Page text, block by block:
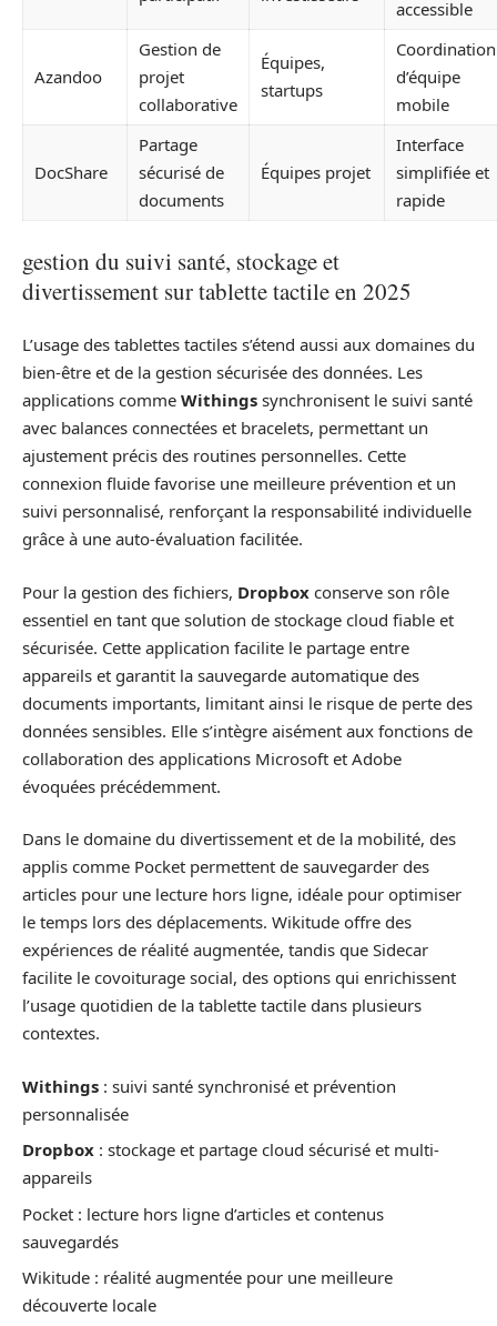
accessible
Azandoo
Gestion de
projet
collaborative
Équipes,
startups
Coordination
d’équipe
mobile
DocShare
Partage
sécurisé de
documents
Équipes projet
Interface
simplifiée et
rapide
gestion du suivi santé, stockage et
divertissement sur tablette tactile en 2025
L’usage des tablettes tactiles s’étend aussi aux domaines du
bien-être et de la gestion sécurisée des données. Les
applications comme Withings synchronisent le suivi santé
avec balances connectées et bracelets, permettant un
ajustement précis des routines personnelles. Cette
connexion fluide favorise une meilleure prévention et un
suivi personnalisé, renforçant la responsabilité individuelle
grâce à une auto-évaluation facilitée.
Pour la gestion des fichiers, Dropbox conserve son rôle
essentiel en tant que solution de stockage cloud fiable et
sécurisée. Cette application facilite le partage entre
appareils et garantit la sauvegarde automatique des
documents importants, limitant ainsi le risque de perte des
données sensibles. Elle s’intègre aisément aux fonctions de
collaboration des applications Microsoft et Adobe
évoquées précédemment.
Dans le domaine du divertissement et de la mobilité, des
applis comme Pocket permettent de sauvegarder des
articles pour une lecture hors ligne, idéale pour optimiser
le temps lors des déplacements. Wikitude offre des
expériences de réalité augmentée, tandis que Sidecar
facilite le covoiturage social, des options qui enrichissent
l’usage quotidien de la tablette tactile dans plusieurs
contextes.
Withings : suivi santé synchronisé et prévention
personnalisée
Dropbox : stockage et partage cloud sécurisé et multi-
appareils
Pocket : lecture hors ligne d’articles et contenus
sauvegardés
Wikitude : réalité augmentée pour une meilleure
découverte locale